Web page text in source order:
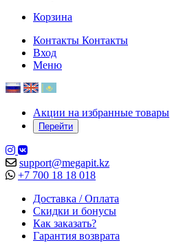
Корзина
Контакты Контакты
Вход
Меню
Акции на избранные товары
Перейти
support@megapit.kz
+7 700 18 18 018
Доставка / Оплата
Скидки и бонусы
Как заказать?
Гарантия возврата